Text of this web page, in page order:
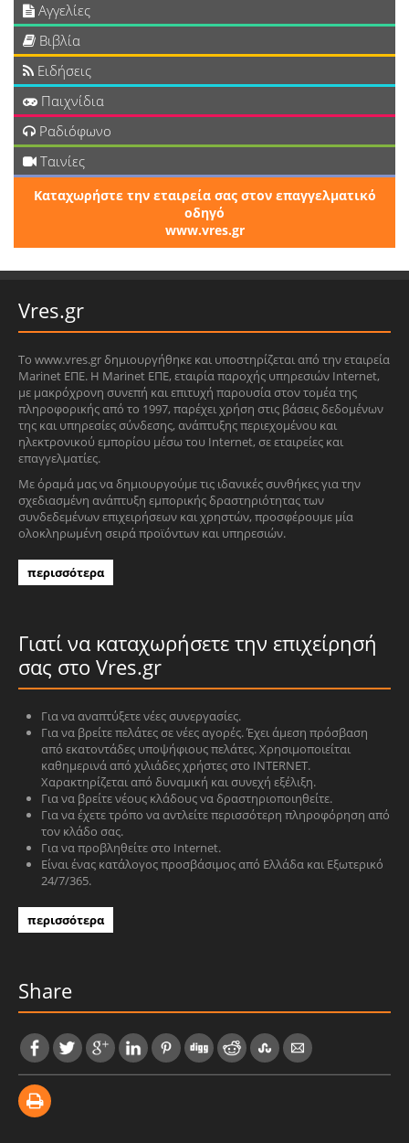
Αγγελίες
Βιβλία
Ειδήσεις
Παιχνίδια
Ραδιόφωνο
Ταινίες
Καταχωρήστε την εταιρεία σας στον επαγγελματικό
οδηγό
www.vres.gr
Vres.gr
Το www.vres.gr δημιουργήθηκε και υποστηρίζεται από την εταιρεία
Marinet ΕΠΕ. Η Marinet ΕΠΕ, εταιρία παροχής υπηρεσιών Internet,
με μακρόχρονη συνεπή και επιτυχή παρουσία στον τομέα της
πληροφορικής από το 1997, παρέχει χρήση στις βάσεις δεδομένων
της και υπηρεσίες σύνδεσης, ανάπτυξης περιεχομένου και
ηλεκτρονικού εμπορίου μέσω του Internet, σε εταιρείες και
επαγγελματίες.
Με όραμά μας να δημιουργούμε τις ιδανικές συνθήκες για την
σχεδιασμένη ανάπτυξη εμπορικής δραστηριότητας των
συνδεδεμένων επιχειρήσεων και χρηστών, προσφέρουμε μία
ολοκληρωμένη σειρά προϊόντων και υπηρεσιών.
περισσότερα
Γιατί να καταχωρήσετε την επιχείρησή
σας στο Vres.gr
Για να αναπτύξετε νέες συνεργασίες.
Για να βρείτε πελάτες σε νέες αγορές. Έχει άμεση πρόσβαση
από εκατοντάδες υποψήφιους πελάτες. Χρησιμοποιείται
καθημερινά από χιλιάδες χρήστες στο INTERNET.
Χαρακτηρίζεται από δυναμική και συνεχή εξέλιξη.
Για να βρείτε νέους κλάδους να δραστηριοποιηθείτε.
Για να έχετε τρόπο να αντλείτε περισσότερη πληροφόρηση από
τον κλάδο σας.
Για να προβληθείτε στο Internet.
Είναι ένας κατάλογος προσβάσιμος από Ελλάδα και Εξωτερικό
24/7/365.
περισσότερα
Share